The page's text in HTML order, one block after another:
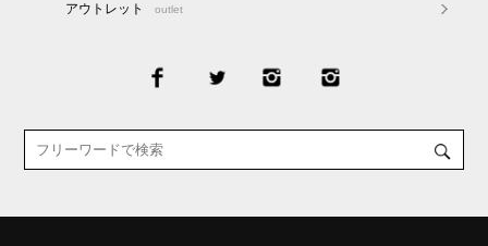
アウトレット outlet